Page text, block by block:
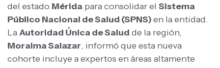
del estado Mérida para consolidar el Sistema
Público Nacional de Salud (SPNS)en la entidad.
LaAutoridad Única de Salud de la región,
Moraima Salazar, informó que esta nueva
cohorte incluye a expertos en áreas altamente